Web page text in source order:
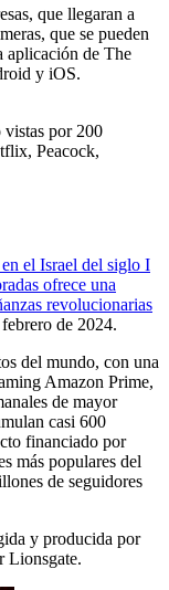
que llegaran a
que se pueden
aplicación de The
y iOS.
vistas por 200
Peacock,
el Israel del siglo I
ofrece una
revolucionarias
de 2024.
del mundo, con una
Amazon Prime,
de mayor
casi 600
financiado por
más populares del
de seguidores
y producida por
Lionsgate.